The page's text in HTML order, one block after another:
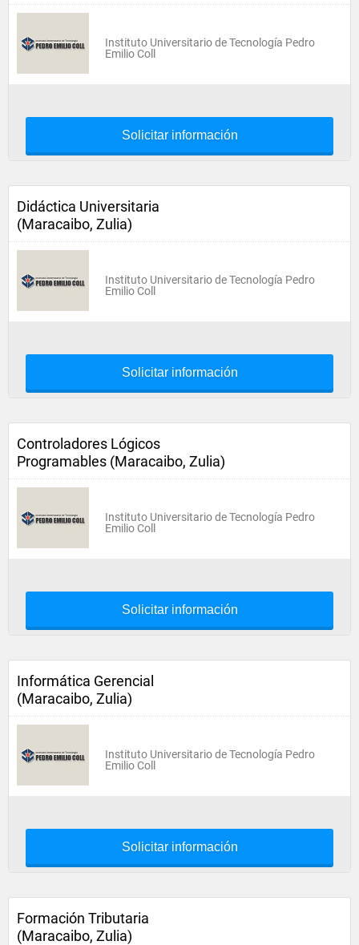
Instituto Universitario de Tecnología Pedro
Emilio Coll
Solicitar información
Didáctica Universitaria
(Maracaibo, Zulia)
Instituto Universitario de Tecnología Pedro
Emilio Coll
Solicitar información
Controladores Lógicos
Programables (Maracaibo, Zulia)
Instituto Universitario de Tecnología Pedro
Emilio Coll
Solicitar información
Informática Gerencial
(Maracaibo, Zulia)
Instituto Universitario de Tecnología Pedro
Emilio Coll
Solicitar información
Formación Tributaria
(Maracaibo, Zulia)